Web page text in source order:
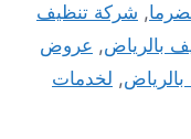
, شركة تنظيف
بالرياض, عروض
, لخدمات